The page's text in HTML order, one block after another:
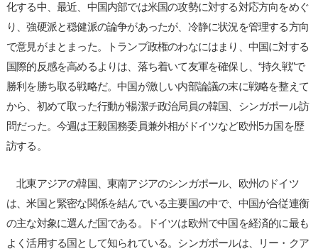
化する中、最近、中国内部では米国の攻勢に対する対応方向をめぐ
り、強硬派と穏健派の論争があったが、冷静に状況を管理する方向
で意見がまとまった。トランプ政権のわなにはまり、中国に対する
国際的反感を高めるよりは、落ち着いて友軍を確保し、“持久戦”で
勝利を勝ち取る戦略だ。中国が激しい内部論議の末に戦略を整えて
から、初めて取った行動が楊潔チ政治局員の韓国、シンガポール訪
問だった。今週は王毅国務委員兼外相がドイツなど欧州5カ国を歴
訪する。
北東アジアの韓国、東南アジアのシンガポール、欧州のドイツ
は、米国と緊密な関係を結んでいる主要国の中で、中国が合従連衡
の主な対象に選んだ国である。ドイツは欧州で中国を経済的に最も
よく活用する国として知られている。シンガポールは、リー・クア